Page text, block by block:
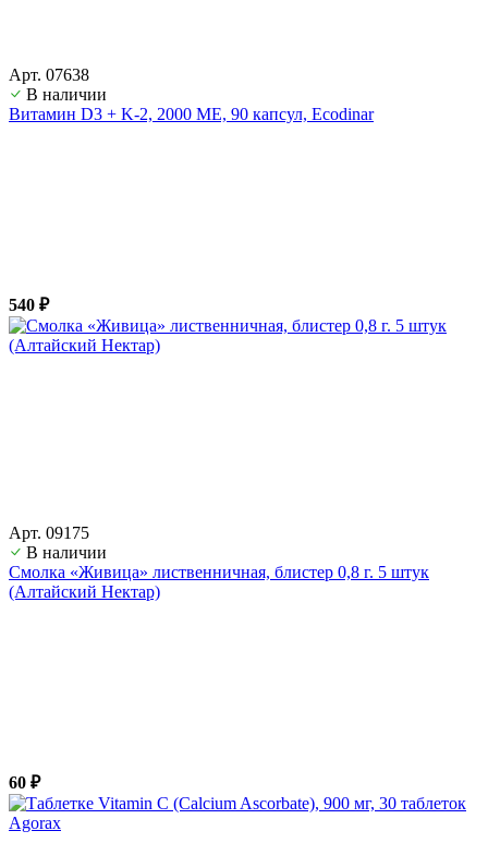
Арт. 07638
В наличии
Витамин D3 + K-2, 2000 ME, 90 капсул, Ecodinar
540 ₽
Арт. 09175
В наличии
Смолка «Живица» лиственничная, блистер 0,8 г. 5 штук
(Алтайский Нектар)
60 ₽